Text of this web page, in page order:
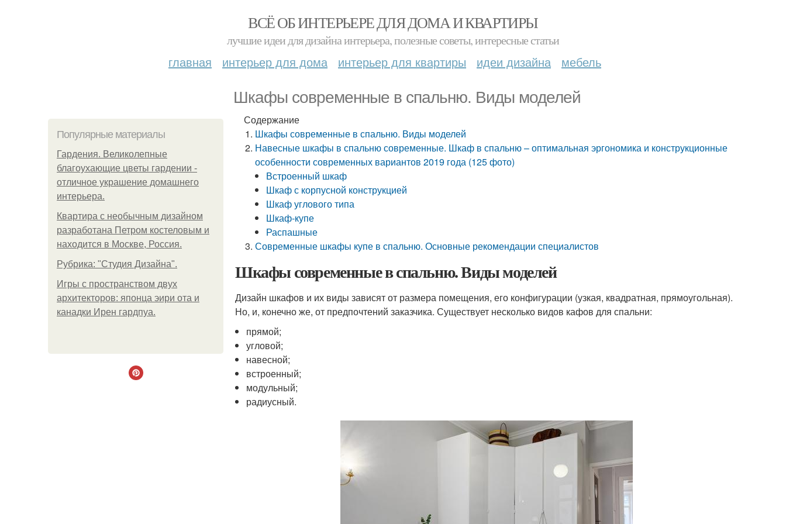
ВСЁ ОБ ИНТЕРЬЕРЕ ДЛЯ ДОМА И КВАРТИРЫ
лучшие идеи для дизайна интерьера, полезные советы, интересные статьи
главная интерьер для дома интерьер для квартиры идеи дизайна мебель
Шкафы современные в спальню. Виды моделей
Популярные материалы
Гардения. Великолепные
благоухающие цветы гардении -
отличное украшение домашнего
интерьера.
Квартира с необычным дизайном
разработана Петром костеловым и
находится в Москве, Россия.
Рубрика: "Студия Дизайна".
Игры с пространством двух
архитекторов: японца эири ота и
канадки Ирен гардпуа.
Содержание
Шкафы современные в спальню. Виды моделей
Навесные шкафы в спальню современные. Шкаф в спальню – оптимальная эргономика и конструкционные
особенности современных вариантов 2019 года (125 фото)
Встроенный шкаф
Шкаф с корпусной конструкцией
Шкаф углового типа
Шкаф-купе
Распашные
Современные шкафы купе в спальню. Основные рекомендации специалистов
Шкафы современные в спальню. Виды моделей
Дизайн шкафов и их виды зависят от размера помещения, его конфигурации (узкая, квадратная, прямоугольная).
Но, и, конечно же, от предпочтений заказчика. Существует несколько видов кафов для спальни:
прямой;
угловой;
навесной;
встроенный;
модульный;
радиусный.